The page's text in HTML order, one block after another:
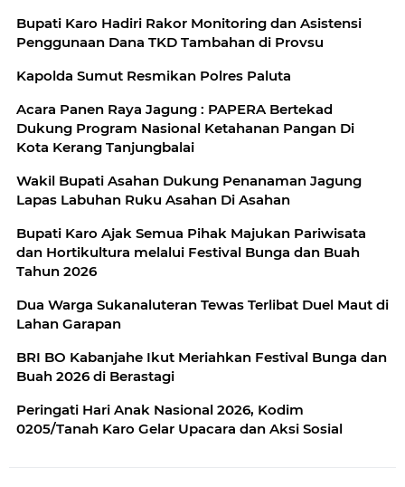
Bupati Karo Hadiri Rakor Monitoring dan Asistensi
Penggunaan Dana TKD Tambahan di Provsu
Kapolda Sumut Resmikan Polres Paluta
Acara Panen Raya Jagung : PAPERA Bertekad
Dukung Program Nasional Ketahanan Pangan Di
Kota Kerang Tanjungbalai
Wakil Bupati Asahan Dukung Penanaman Jagung
Lapas Labuhan Ruku Asahan Di Asahan
Bupati Karo Ajak Semua Pihak Majukan Pariwisata
dan Hortikultura melalui Festival Bunga dan Buah
Tahun 2026
Dua Warga Sukanaluteran Tewas Terlibat Duel Maut di
Lahan Garapan
BRI BO Kabanjahe Ikut Meriahkan Festival Bunga dan
Buah 2026 di Berastagi
Peringati Hari Anak Nasional 2026, Kodim
0205/Tanah Karo Gelar Upacara dan Aksi Sosial